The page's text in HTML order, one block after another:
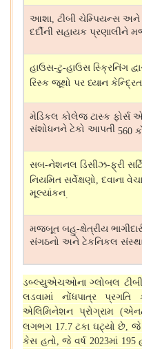
આશા, ટીબી ચેમ્પિયન્સ અને
દર્દીની સહાયક પ્રણાલીને
હાઉસ-ટુ-હાઉસ સ્ક્રિનિંગ
રિસ્ક જૂથો પર ધ્યાન
મેડિકલ કોલેજ ટાસ્ક ફોર્સ
સંશોધનને ટેકો આપતી 560
સબ-નેશનલ ડિસીઝ-ફ્રી
નિયમિત સર્વેક્ષણો, દવાના
મૂલ્યાંકન.
મજબૂત બહુ-ક્ષેત્રીય
સંગઠનો અને ટેકનિકલ
ડબ્લ્યુએચઓના ગ્લોબલ ટીબી
લડવામાં નોંધપાત્ર પ્રગતિ
એલિમિનેશન પ્રોગ્રામ (
લગભગ 17.7ટકા ઘટ્યો છે, જે
કેસ હતો,જે વર્ષ 2023માં 195